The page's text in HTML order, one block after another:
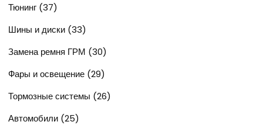
Тюнинг (37)
Шины и диски (33)
Замена ремня ГРМ (30)
Фары и освещение (29)
Тормозные системы (26)
Автомобили (25)